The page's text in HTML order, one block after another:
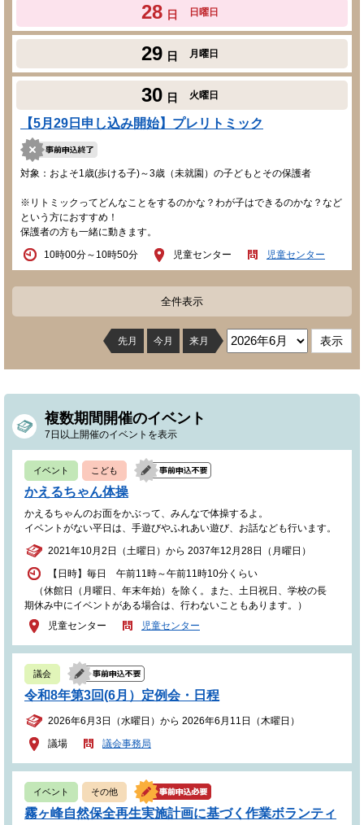
28 日 日曜日
29 日 月曜日
30 日 火曜日
【5月29日申し込み開始】プレリトミック
対象：およそ1歳(歩ける子)～3歳（未就園）の子どもとその保護者
※リトミックってどんなことをするのかな？わが子はできるのかな？など
という方におすすめ！
保護者の方も一緒に動きます。
10時00分～10時50分
児童センター 児童センター
全件表示
先月 今月 来月
複数期間開催のイベント
7日以上開催のイベントを表示
イベント こども
かえるちゃん体操
かえるちゃんのお面をかぶって、みんなで体操するよ。
イベントがない平日は、手遊びやふれあい遊び、お話なども行います。
2021年10月2日（土曜日）から 2037年12月28日（月曜日）
【日時】毎日 午前11時～午前11時10分くらい
（休館日（月曜日、年末年始）を除く。また、土日祝日、学校の長
期休み中にイベントがある場合は、行わないこともあります。）
児童センター
児童センター
議会
令和8年第3回(6月）定例会・日程
2026年6月3日（水曜日）から 2026年6月11日（木曜日）
議場
議会事務局
イベント その他
霧ヶ峰自然保全再生実施計画に基づく作業ボランティ